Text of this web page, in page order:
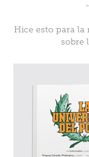
Hice esto para la
sobre